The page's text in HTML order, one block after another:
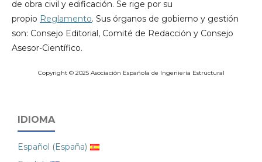
de obra civil y edificación. Se rige por su
propio Reglamento. Sus órganos de gobierno y gestión
son: Consejo Editorial, Comité de Redacción y Consejo
Asesor-Científico.
Copyright © 2025 Asociación Española de Ingeniería Estructural
IDIOMA
Español (España)